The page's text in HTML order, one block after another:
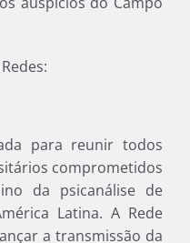
para reunir todos
comprometidos
da psicanálise de
Latina. A Rede
a transmissão da